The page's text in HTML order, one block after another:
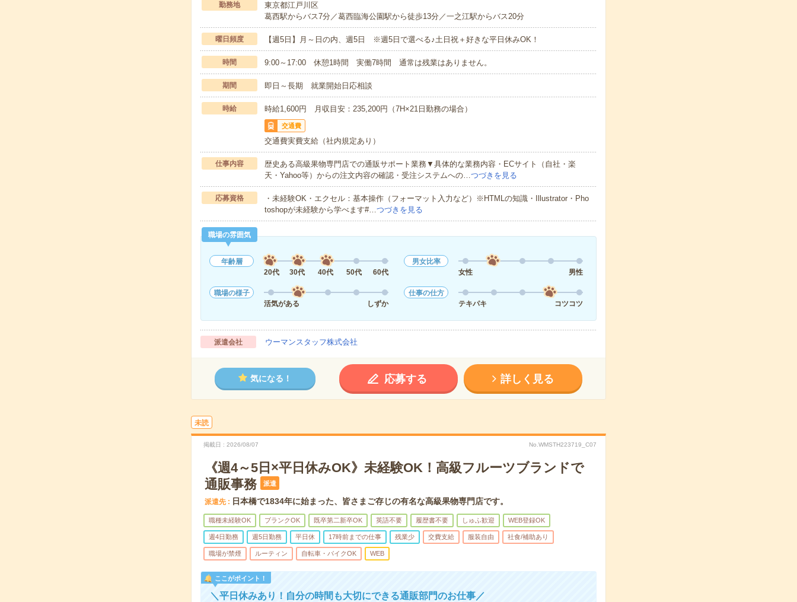
勤務地
東京都江戸川区
葛西駅からバス7分／葛西臨海公園駅から徒歩13分／一之江駅からバス20分
曜日頻度 【週5日】月～日の内、週5日 ※週5日で選べる♪土日祝＋好きな平日休みOK！
時間 9:00～17:00 休憩1時間 実働7時間 通常は残業はありません。
期間 即日～長期 就業開始日応相談
時給 時給1,600円 月収目安：235,200円（7H×21日勤務の場合）
交通費
交通費実費支給（社内規定あり）
仕事内容
歴史ある高級果物専門店での通販サポート業務▼具体的な業務内容・ECサイト（自社・楽
天・Yahoo等）からの注文内容の確認・受注システムへの…つづきを見る
応募資格
・未経験OK・エクセル：基本操作（フォーマット入力など）※HTMLの知識・Illustrator・Pho
toshopが未経験から学べます#…つづきを見る
職場の雰囲気
年齢層
20代
30代 40代 50代 60代
男女比率
女性
男性
職場の様子
活気がある
しずか
仕事の仕方
テキパキ
コツコツ
派遣会社 ウーマンスタッフ株式会社
気になる！ 応募する 詳しく見る
未読
掲載日 2026/08/07 No.WMSTH223719_C07
《週4～5日×平日休みOK》未経験OK！高級フルーツブランドで
通販事務
派遣
派遣先 日本橋で1834年に始まった、皆さまご存じの有名な高級果物専門店です。
職種未経験OK ブランクOK 既卒第二新卒OK 英語不要 履歴書不要 しゅふ歓迎 WEB登録OK
週4日勤務 週5日勤務 平日休 17時前までの仕事 残業少 交費支給 服装自由 社食/補助あり
職場が禁煙 ルーティン 自転車・バイクOK WEB
ここがポイント！
＼平日休みあり！自分の時間も大切にできる通販部門のお仕事／